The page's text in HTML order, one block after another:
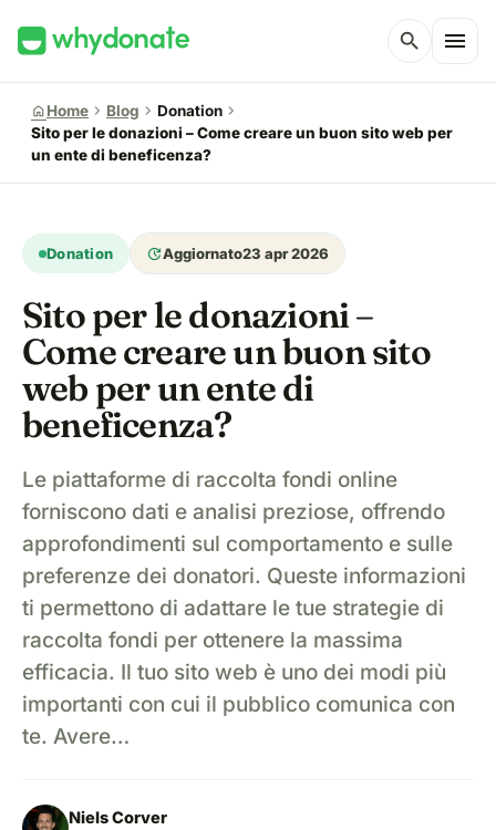
search menu
homeHome chevron_right Blog chevron_right Donation chevron_right
Sito per le donazioni – Come creare un buon sito web per
un ente di beneficenza?
Donation updateAggiornato23 apr 2026
Sito per le donazioni –
Come creare un buon sito
web per un ente di
beneficenza?
Le piattaforme di raccolta fondi online
forniscono dati e analisi preziose, offrendo
approfondimenti sul comportamento e sulle
preferenze dei donatori. Queste informazioni
ti permettono di adattare le tue strategie di
raccolta fondi per ottenere la massima
efficacia. Il tuo sito web è uno dei modi più
importanti con cui il pubblico comunica con
te. Avere…
Niels Corver